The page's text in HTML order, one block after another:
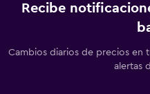
Recibe
Cambios diarios de precios en
alertas